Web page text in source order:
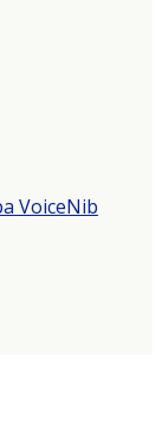
VoiceNib